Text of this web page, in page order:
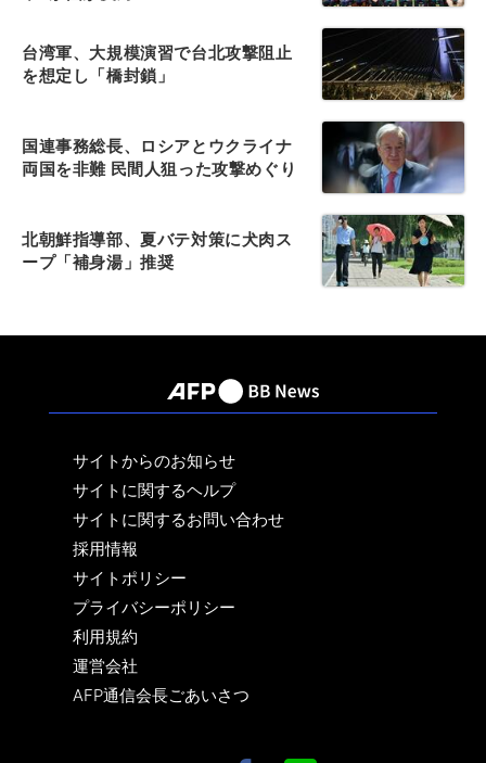
台湾軍、大規模演習で台北攻撃阻止
を想定し「橋封鎖」
国連事務総長、ロシアとウクライナ
両国を非難 民間人狙った攻撃めぐり
北朝鮮指導部、夏バテ対策に犬肉ス
ープ「補身湯」推奨
サイトからのお知らせ
サイトに関するヘルプ
サイトに関するお問い合わせ
採用情報
サイトポリシー
プライバシーポリシー
利用規約
運営会社
AFP通信会長ごあいさつ